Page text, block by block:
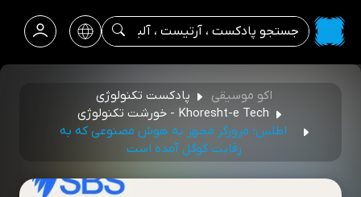
اکو موسیقی
پادکست تکنولوژی
Khoresht-e Tech - خورشت تکنولوژی
اطلس؛ مرورگر مجهز به هوش مصنوعی که به
رقابت گوگل آمده است